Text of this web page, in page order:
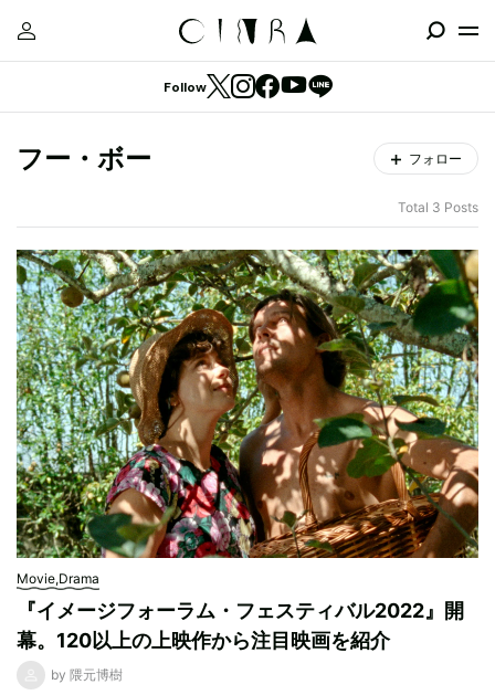
Follow
フー・ボー フォロー
Total 3 Posts
Movie,Drama
『イメージフォーラム・フェスティバル2022』開
幕。120以上の上映作から注目映画を紹介
by 隈元博樹